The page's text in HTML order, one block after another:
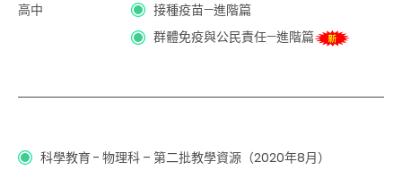
高中
接種疫苗—進階篇
群體免疫與公民責任—進階篇
科學教育 - 物理科 – 第二批教學資源（2020年8月）